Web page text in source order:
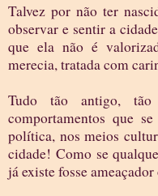
Talvez por não ter
observar e sentir a
que ela não é
merecia, tratada com
Tudo tão antigo, tão
comportamentos que
política, nos meios
cidade! Como se
já existe fosse